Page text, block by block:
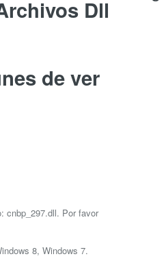
Dll
de ver
cnbp_297.dll. Por favor
8, Windows 7.